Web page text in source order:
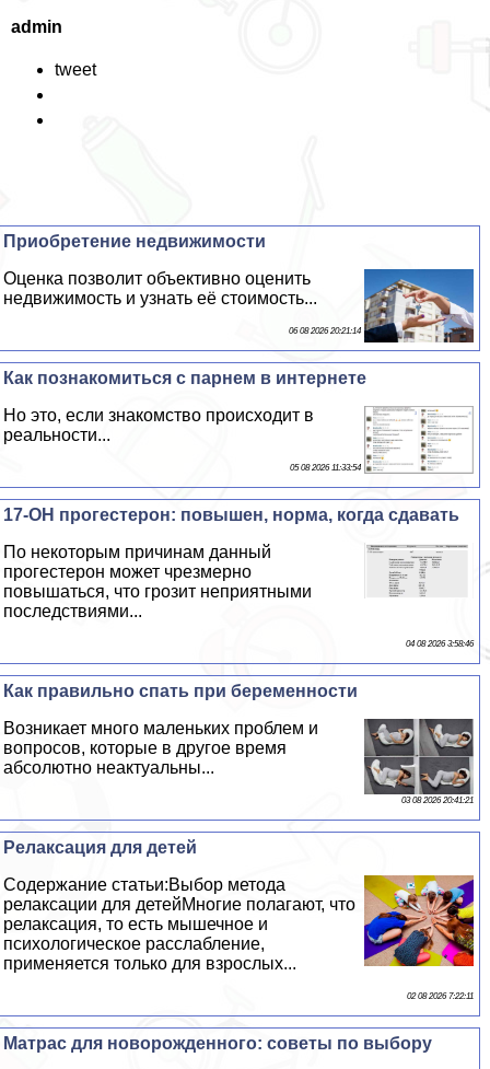
admin
tweet
Приобретение недвижимости
Оценка позволит объективно оценить
недвижимость и узнать её стоимость...
06 08 2026 20:21:14
Как познакомиться с парнем в интернете
Но это, если знакомство происходит в
реальности...
05 08 2026 11:33:54
17-ОН прогестерон: повышен, норма, когда сдавать
По некоторым причинам данный
прогестерон может чрезмерно
повышаться, что грозит неприятными
последствиями...
04 08 2026 3:58:46
Как правильно спать при беременности
Возникает много маленьких проблем и
вопросов, которые в другое время
абсолютно неактуальны...
03 08 2026 20:41:21
Релаксация для детей
Содержание статьи:Выбор метода
релаксации для детейМногие полагают, что
релаксация, то есть мышечное и
психологическое расслабление,
применяется только для взрослых...
02 08 2026 7:22:11
Матрас для новорожденного: советы по выбору